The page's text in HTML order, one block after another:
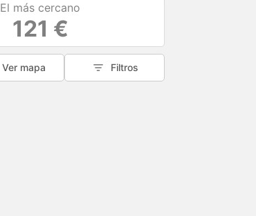
El más cercano
121 €
Ver mapa Filtros